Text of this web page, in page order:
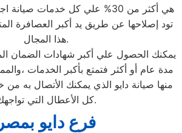
هي أكثر من 30% علي كل خدمات
تود إصلاحها عن طريق يد أكبر العصافرة
هذا المجال.
يمكنك الحصول علي أكبر شهادات الضمان
مدة عام أو أكثر فتمتع بأكبر الخدمات
منها صيانة دايو الذي يمكنك الأتصال به من
كل الأعطال التي تواجهك.
فرع دايو بمصر